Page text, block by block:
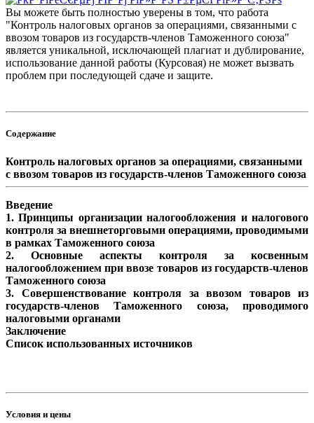
Вы можете быть полностью уверены в том, что работа
"Контроль налоговых органов за операциями, связанными с
ввозом товаров из государств-членов Таможенного союза"
является уникальной, исключающей плагиат и дублирование,
использование данной работы (Курсовая) не может вызвать
проблем при последующей сдаче и защите.
Содержание
Контроль налоговых органов за операциями, связанными
с ввозом товаров из государств-членов Таможенного союза
Введение
1. Принципы организации налогообложения и налогового
контроля за внешнеторговыми операциями, проводимыми
в рамках Таможенного союза
2. Основные аспекты контроля за косвенным
налогообложением при ввозе товаров из государств-членов
Таможенного союза
3. Совершенствование контроля за ввозом товаров из
государств-членов Таможенного союза, проводимого
налоговыми органами
Заключение
Список использованных источников
Условия и цены